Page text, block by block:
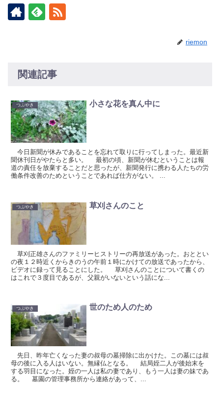
riemon
関連記事
つぶやき 小さな花を真ん中に
今日新聞が休みであることを忘れて取りに行ってしまった。最近新
聞休刊日がやたらと多い。 最初の頃、新聞が休むということは報
道の責任を放棄することだと思ったが、新聞発行に携わる人たちの労
働条件改善のためということであれば仕方がない。 ...
つぶやき 草刈さんのこと
草刈正雄さんのファミリーヒストリーの再放送があった。おととい
の夜１２時近くからきのうの午前１時にかけての放送であったから、
ビデオに録って見ることにした。 草刈さんのことについて書くの
はこれで３度目であるが、父親がいないという話にな...
つぶやき 世のため人のため
先日、昨年亡くなった妻の叔母の墓掃除に出かけた。この墓には叔
母の後に入る人はいない。無縁仏となる。 結局姪二人が後始末を
する羽目になった。姪の一人は私の妻であり、もう一人は妻の妹であ
る。 墓園の管理事務所から連絡があって、...